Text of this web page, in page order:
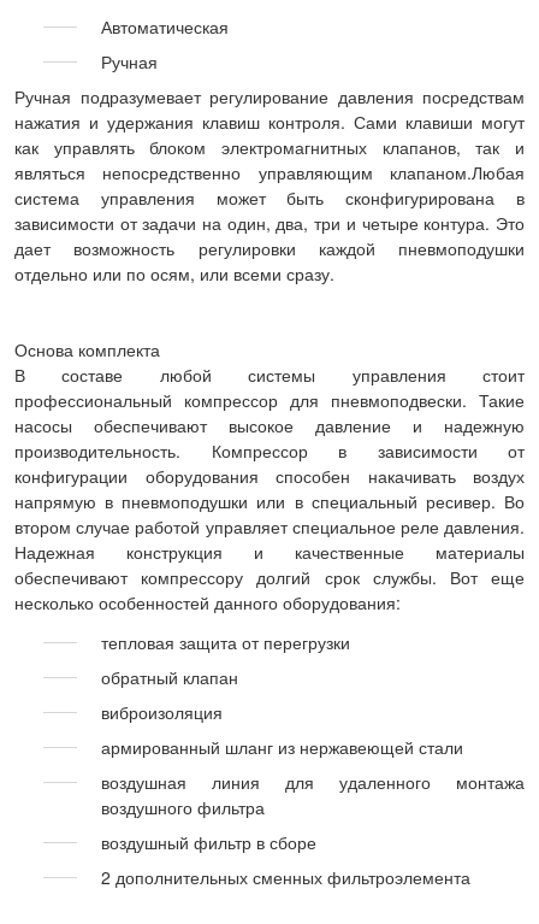
Автоматическая
Ручная
Ручная подразумевает регулирование давления посредствам
нажатия и удержания клавиш контроля. Сами клавиши могут
как управлять блоком электромагнитных клапанов, так и
являться непосредственно управляющим клапаном.Любая
система управления может быть сконфигурирована в
зависимости от задачи на один, два, три и четыре контура. Это
дает возможность регулировки каждой пневмоподушки
отдельно или по осям, или всеми сразу.
Основа комплекта
В составе любой системы управления стоит
профессиональный компрессор для пневмоподвески. Такие
насосы обеспечивают высокое давление и надежную
производительность. Компрессор в зависимости от
конфигурации оборудования способен накачивать воздух
напрямую в пневмоподушки или в специальный ресивер. Во
втором случае работой управляет специальное реле давления.
Надежная конструкция и качественные материалы
обеспечивают компрессору долгий срок службы. Вот еще
несколько особенностей данного оборудования:
тепловая защита от перегрузки
обратный клапан
виброизоляция
армированный шланг из нержавеющей стали
воздушная линия для удаленного монтажа
воздушного фильтра
воздушный фильтр в сборе
2 дополнительных сменных фильтроэлемента